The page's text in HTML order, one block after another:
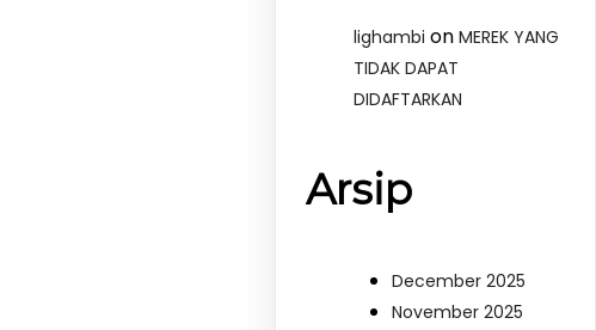
lighambi onMEREK YANG
TIDAK DAPAT
DIDAFTARKAN
Arsip
December 2025
November 2025